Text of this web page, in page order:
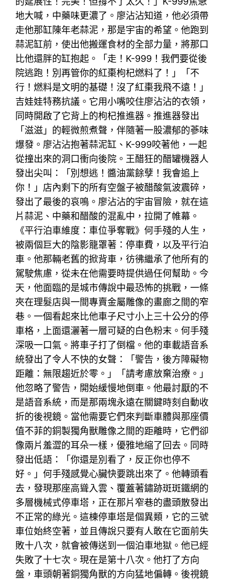
地大喊，中藥味更濃了。廖沾沾知道，他必須帶
走他那缸陳年老蒜泥，那是宇宙的希望。他跑到
蒜泥缸前，使出他搬運食材的全部力量，將那口
比他還胖的缸抱起。「走！K-999！我們要從後
院逃跑！別再管你的紅棗枸杞燃料了！」「不
行！燃料是文明的基礎！沒了紅棗我飛不遠！」
吉娃娃特務抗議。它用小嘴咬住廖沾沾的衣領，
同時開啟了它背上的枸杞推進器。推進器發出
「滋滋」的輕微煎煮聲，伴隨著一股濃郁的蔘味
爆發。廖沾沾抱著蒜泥缸、K-999咬著他，一起
從撞出來的洞口衝向後院。王醋狂的醋罐機器人
發出尖叫：「別想逃！醬油黨餘孽！我會追上
你！」店內剩下的所有空盤子被醋酸氣波震碎，
發出了最後的哀鳴。廖沾沾的宇宙冒險，就在這
片蒜泥、中藥和醋酸的混亂中，拉開了帷幕。
《平行泊車維度：車位爭奪戰》何手殘的人生，
被兩個巨大的陰影籠罩著：停車費，以及平行泊
車。他那輛老舊的掀背車，彷彿繼承了他所有的
駕駛焦慮，從未在他需要時提供過任何幫助。今
天，他面臨的是城市傳說中最恐怖的挑戰，一條
夾在理髮店與一間專賣金屬雕像的畫廊之間的窄
巷。一個看起來比他車子尺寸小上三十公分的停
車格，上面還灑著一層可疑的白色粉末。何手殘
深吸一口氣。將車子打了倒檔。他的車載語音系
統發出了令人不快的女聲：「警告，後方障礙物
距離：無限趨近於零。」「請考慮放棄治療。」
他忽略了警告，開始緩慢地倒車。他最討厭的不
是語音系統，而是那兩塊永遠在關鍵時刻自動收
折的後視鏡。當他需要它們來判斷車體與那座價
值不菲的銅製獨角獸雕像之間的距離時，它們卻
像兩片羞澀的耳朵一樣，優雅地縮了回去。同時
發出低語：「你還是別看了，反正你也停不
好。」何手殘感覺心臟快要跳出來了。他轉頭看
去，發現那座高聳入雲、覆蓋著鏽跡斑斑鐵網的
多層機械式停車塔，正在那片窄巷的盡頭散發出
不正常的綠光。這棟停車塔是個異類，它的三號
車位始終空著，並且傳說只要有人敢在它面前失
敗十八次，就會被傳送到一個泊車地獄。他已經
失敗了十七次。現在是第十八次。他打了方向
盤，車頭朝著銅獨角獸的方向猛地偏轉。後視鏡